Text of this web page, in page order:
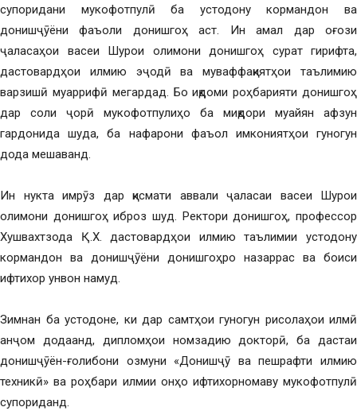
супоридани мукофотпулӣ ба устодону кормандон ва
донишҷӯёни фаъоли донишгоҳ аст. Ин амал дар оғози
ҷаласаҳои васеи Шурои олимони донишгоҳ сурат гирифта,
дастовардҳои илмию эҷодӣ ва муваффақиятҳои таълимию
варзишӣ муаррифӣ мегардад. Бо иқдоми роҳбарияти донишгоҳ
дар соли ҷорӣ мукофотпулиҳо ба миқдори муайян афзун
гардонида шуда, ба нафарони фаъол имкониятҳои гуногун
дода мешаванд.
Ин нукта имрӯз дар қисмати аввали ҷаласаи васеи Шурои
олимони донишгоҳ иброз шуд. Ректори донишгоҳ, профессор
Хушвахтзода Қ.Х. дастовардҳои илмию таълимии устодону
кормандон ва донишҷӯёни донишгоҳро назаррас ва боиси
ифтихор унвон намуд.
Зимнан ба устодоне, ки дар самтҳои гуногун рисолаҳои илмӣ
анҷом додаанд, дипломҳои номзадию докторӣ, ба дастаи
донишҷӯён-ғолибони озмуни «Донишҷӯ ва пешрафти илмию
техникӣ» ва роҳбари илмии онҳо ифтихорномаву мукофотпулӣ
супориданд.